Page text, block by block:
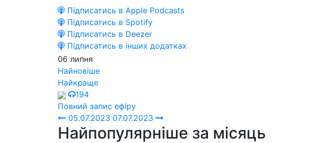
Підписатись в Apple Podcasts
Підписатись в Spotify
Підписатись в Deezer
Підписатись в інших додатках
06 липня
Найновіше
Найкраще
194
Повний запис ефіру
05.07.2023 07.07.2023
Найпопулярніше за місяць